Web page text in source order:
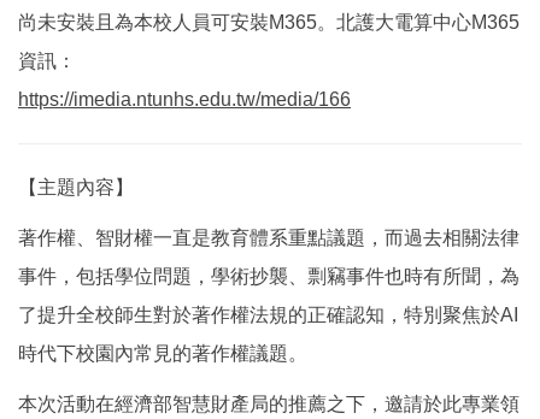
尚未安裝且為本校人員可安裝M365。北護大電算中心M365
資訊：
https://imedia.ntunhs.edu.tw/media/166
【主題內容】
著作權、智財權一直是教育體系重點議題，而過去相關法律
事件，包括學位問題，學術抄襲、剽竊事件也時有所聞，為
了提升全校師生對於著作權法規的正確認知，特別聚焦於AI
時代下校園內常見的著作權議題。
本次活動在經濟部智慧財產局的推薦之下，邀請於此專業領